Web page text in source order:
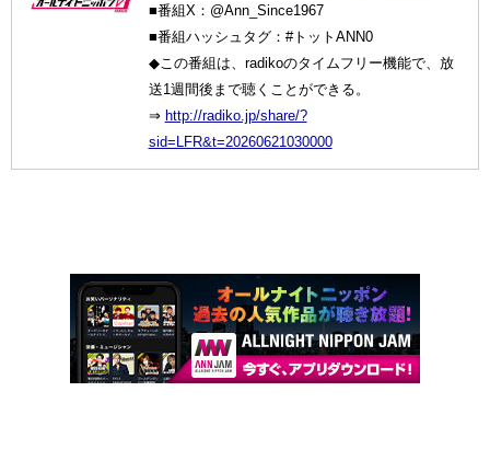
■番組X：@Ann_Since1967
■番組ハッシュタグ：#トットANN0
◆この番組は、radikoのタイムフリー機能で、放
送1週間後まで聴くことができる。
⇒ http://radiko.jp/share/?
sid=LFR&t=20260621030000